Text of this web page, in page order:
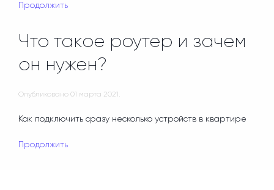
Продолжить
Что такое роутер и зачем
он нужен?
Опубликовано 01 марта 2021 .
Как подключить сразу несколько устройств в квартире
Продолжить